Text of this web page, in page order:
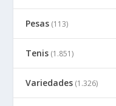
Pesas (113)
Tenis (1.851)
Variedades (1.326)